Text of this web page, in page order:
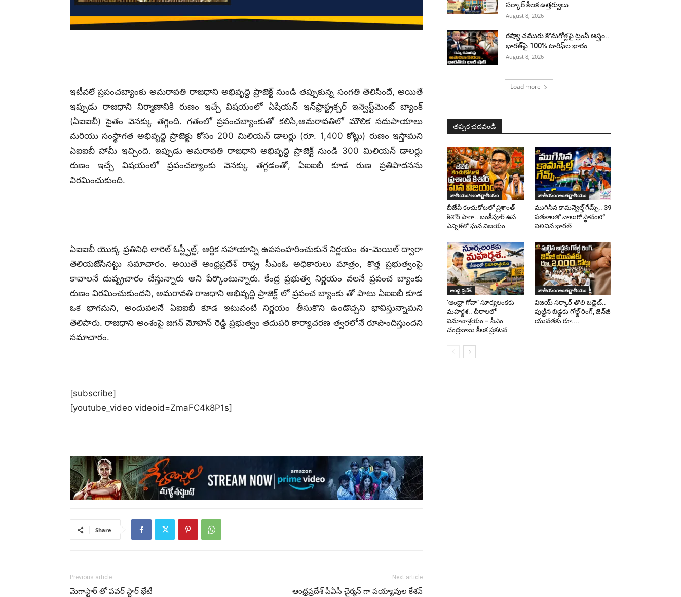
ఇటీవలే ప్రపంచబ్యాంకు అమరావతి రాజధాని అభివృద్ధి ప్రాజెక్ట్ నుండి తప్పుకున్న సంగతి తెలిసిందే, అయితే
ఇప్పుడు రాజధాని నిర్మాణానికి రుణం ఇచ్చే విషయంలో ఏషియన్ ఇన్‌ఫ్రాస్ట్రక్చర్‌ ఇన్వెస్ట్‌మెంట్‌ బ్యాంక్‌
(ఏఐఐబీ) సైతం వెనక్కు తగ్గింది. గతంలో ప్రపంచబ్యాంకుతో కలిసి,అమరావతిలో మౌలిక సదుపాయాలు
మరియు సంస్థాగత అభివృద్ధి ప్రాజెక్టు కోసం 200 మిలియన్ డాలర్లు (రూ. 1,400 కోట్లు) రుణం ఇస్తామని
ఏఐఐబీ హామీ ఇచ్చింది. ఇప్పుడు అమరావతి రాజధాని అభివృద్ధి ప్రాజెక్ట్ నుండి 300 మిలియన్ డాలర్లు
రుణం ఇచ్చే విషయంలో ప్రపంచబ్యాంకు వెనక్కు తగ్గడంతో, ఏఐఐబీ కూడ రుణ ప్రతిపాదనను
విరమించుకుంది.
ఏఐఐబీ యొక్క ప్రతినిధి లారెల్ ఓస్ట్ఫీల్డ్, ఆర్థిక సహాయాన్ని ఉపసంహరించుకునే నిర్ణయం ఈ-మెయిల్ ద్వారా
తెలియజేసినట్టు సమాచారం. అయితే ఆంధ్రప్రదేశ్ రాష్ట్ర సీఎంఓ అధికారులు మాత్రం, కొత్త ప్రభుత్వంపై
కావాలనే దుష్ప్రచారం చేస్తున్నారు అని పేర్కొంటున్నారు. కేంద్ర ప్రభుత్వ నిర్ణయం వలనే ప్రపంచ బ్యాంకు
రుణం విరమించుకుందని, అమరావతి రాజధాని అభివృద్ధి ప్రాజెక్ట్ లో ప్రపంచ బ్యాంకు తో పాటు ఏఐఐబీ కూడ
ఒక భాగమని, అందువలనే ఏఐఐబీ కూడ ఇటువంటి నిర్ణయం తీసుకొని ఉండొచ్చని భావిస్తున్నామని
తెలిపారు. రాజధాని అంశంపై జగన్ మోహన్ రెడ్డి ప్రభుత్వం తదుపరి కార్యాచరణ త్వరలోనే రూపొందిస్తుందని
సమాచారం.
[subscribe]
[youtube_video videoid=ZmaFC4k8P1s]
Share
Previous article
మెగాస్టార్ తో పవర్ స్టార్ భేటీ
Next article
ఆంధ్రప్రదేశ్ పీఏసీ చైర్మన్ గా పయ్యావుల కేశవ్
సర్కార్ కీలక ఉత్తర్వులు
August 8, 2026
రష్యా చమురు కొనుగోళ్లపై ట్రంప్ అస్త్రం..
భారత్‌పై 100% టారిఫ్‌ల భారం
August 8, 2026
Load more
తప్పక చదవండి
జాతీయం/అంతర్జాతీయం
బీజేపీ కంచుకోటలో ప్రశాంత్
కిశోర్ పాగా.. బంకీపూర్ ఉప
ఎన్నికలో ఘన విజయం
జాతీయం/అంతర్జాతీయం
ముగిసిన కామన్వెల్త్ గేమ్స్‌.. 39
పతకాలతో నాలుగో స్థానంలో
నిలిచిన భారత్
ఆంధ్ర ప్రదేశ్
‘ఆంధ్రా గోవా’ సూర్యలంకకు
మహర్దశ.. చీరాలలో
విమానాశ్రయం – సీఎం
చంద్రబాబు కీలక ప్రకటన
జాతీయం/అంతర్జాతీయం
విజయ్ సర్కార్ తొలి బడ్జెట్..
పుట్టిన బిడ్డకు గోల్డ్ రింగ్, జెన్‌జీ
యువతకు రూ....